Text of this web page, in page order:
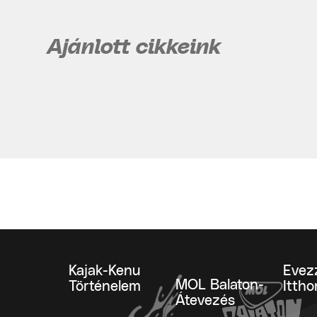
Ajánlott cikkeink
Kajak-Kenu
Történelem
MOL Balaton-
Átevezés